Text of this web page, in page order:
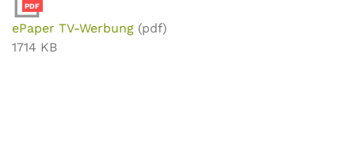
PDF
ePaper TV-Werbung (pdf)
1714 KB